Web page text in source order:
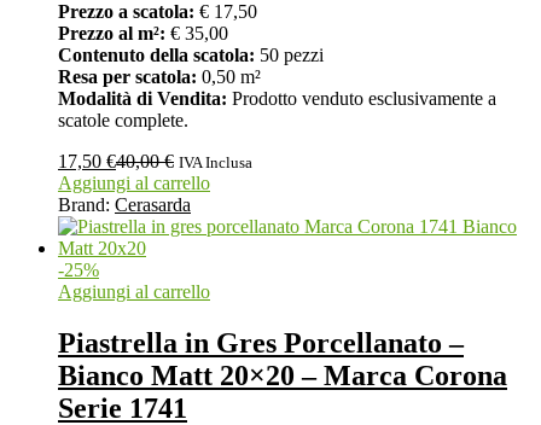
Prezzo a scatola: € 17,50
Prezzo al m²: € 35,00
Contenuto della scatola: 50 pezzi
Resa per scatola: 0,50 m²
Modalità di Vendita: Prodotto venduto esclusivamente a
scatole complete.
17,50 €40,00€ IVA Inclusa
Aggiungi al carrello
Brand: Cerasarda
-25%
Aggiungi al carrello
Piastrella in Gres Porcellanato –
Bianco Matt 20×20 – Marca Corona
Serie 1741